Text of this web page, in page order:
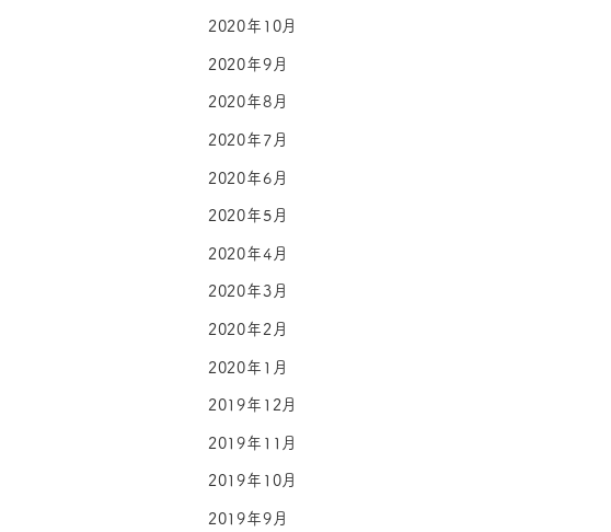
2020年10月
2020年9月
2020年8月
2020年7月
2020年6月
2020年5月
2020年4月
2020年3月
2020年2月
2020年1月
2019年12月
2019年11月
2019年10月
2019年9月